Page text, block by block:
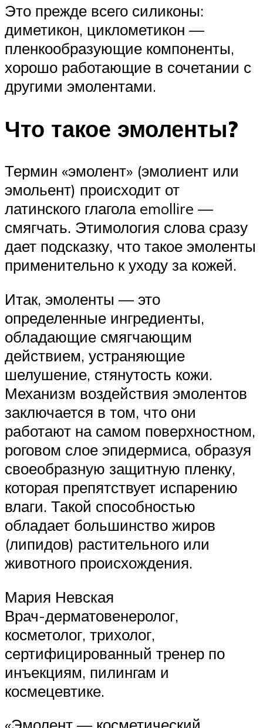
Это прежде всего силиконы:
диметикон, циклометикон —
пленкообразующие компоненты,
хорошо работающие в сочетании с
другими эмолентами.
Что такое эмоленты?
Термин «эмолент» (эмолиент или
эмольент) происходит от
латинского глагола emollire —
смягчать. Этимология слова сразу
дает подсказку, что такое эмоленты
применительно к уходу за кожей.
Итак, эмоленты — это
определенные ингредиенты,
обладающие смягчающим
действием, устраняющие
шелушение, стянутость кожи.
Механизм воздействия эмолентов
заключается в том, что они
работают на самом поверхностном,
роговом слое эпидермиса, образуя
своеобразную защитную пленку,
которая препятствует испарению
влаги. Такой способностью
обладает большинство жиров
(липидов) растительного или
животного происхождения.
Мария Невская
Врач-дерматовенеролог,
косметолог, трихолог,
сертифицированный тренер по
инъекциям, пилингам и
космецевтике.